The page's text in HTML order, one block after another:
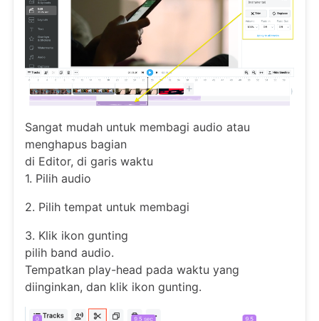
Sangat mudah untuk membagi audio atau
menghapus bagian
di Editor, di garis waktu
1. Pilih audio
2. Pilih tempat untuk membagi
3. Klik ikon gunting
pilih band audio.
Tempatkan play-head pada waktu yang
diinginkan, dan klik ikon gunting.